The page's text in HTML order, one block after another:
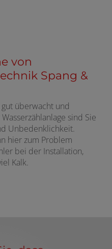
von
Spang &
überwacht und
sind Sie
Unbedenklichkeit.
hier zum Problem
bei der Installation,
Kalk.